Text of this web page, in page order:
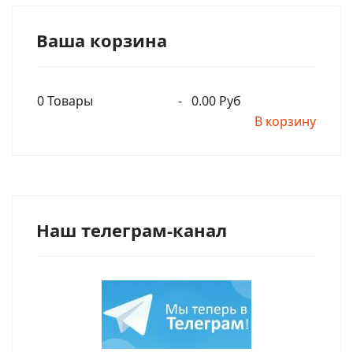
Ваша корзина
0Товары - 0.00 Руб
В корзину
Наш телеграм-канал